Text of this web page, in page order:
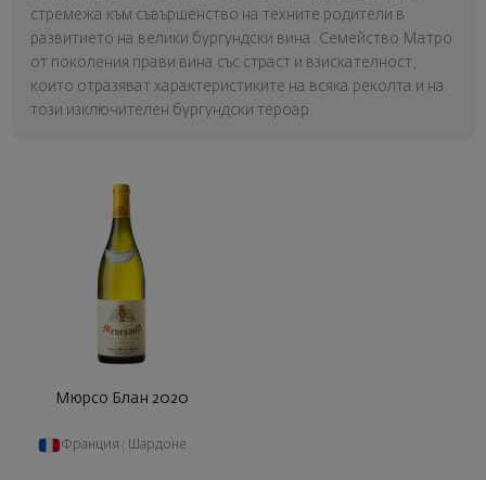
стремежа към съвършенство на техните родители в
развитието на велики бургундски вина. Семейство Матро
от поколения прави вина със страст и взискателност,
които отразяват характеристиките на всяка реколта и на
този изключителен бургундски тероар.
Мюрсо Блан 2020
Франция Шардоне